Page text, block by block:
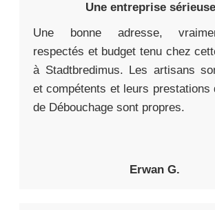
Une entreprise
Une bonne adresse,
respectés et budget tenu chez
à Stadtbredimus. Les artisans
et compétents et leurs prestations
de Débouchage sont propres.
Erwan G.